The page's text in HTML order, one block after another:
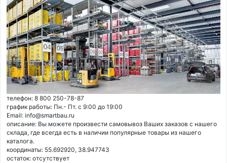
телефон: 8 800 250-78-87
график работы: Пн.- Пт. с 9:00 до 19:00
Email: info@smartbau.ru
описание: Вы можете произвести самовывоз Ваших заказов с нашего
склада, где всегда есть в наличии популярные товары из нашего
каталога.
координаты: 55.692920, 38.947743
остаток: отсутствует